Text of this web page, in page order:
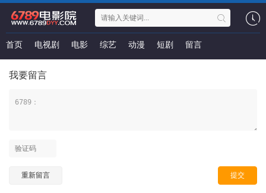
首页 电视剧 电影 综艺 动漫 短剧 留言
我要留言